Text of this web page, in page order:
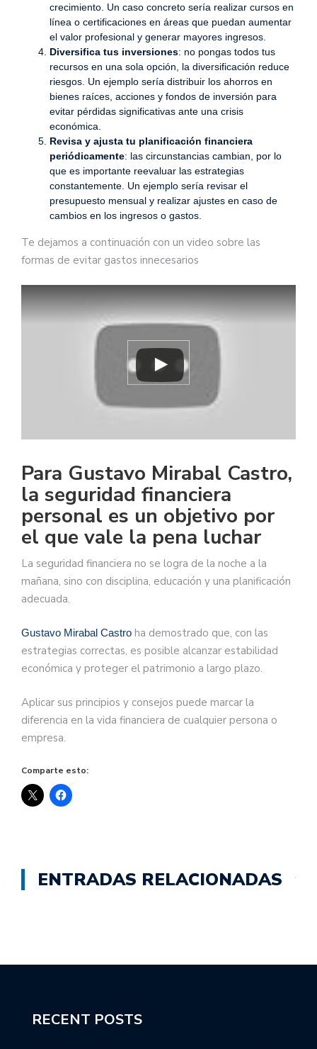
crecimiento. Un caso concreto sería realizar cursos en
línea o certificaciones en áreas que puedan aumentar
el valor profesional y generar mayores ingresos.
Diversifica tus inversiones: no pongas todos tus
recursos en una sola opción, la diversificación reduce
riesgos. Un ejemplo sería distribuir los ahorros en
bienes raíces, acciones y fondos de inversión para
evitar pérdidas significativas ante una crisis
económica.
Revisa y ajusta tu planificación financiera
periódicamente: las circunstancias cambian, por lo
que es importante reevaluar las estrategias
constantemente. Un ejemplo sería revisar el
presupuesto mensual y realizar ajustes en caso de
cambios en los ingresos o gastos.
Te dejamos a continuación con un video sobre las
formas de evitar gastos innecesarios
Para Gustavo Mirabal Castro,
la seguridad financiera
personal es un objetivo por
el que vale la pena luchar
La seguridad financiera no se logra de la noche a la
mañana, sino con disciplina, educación y una planificación
adecuada.
Gustavo Mirabal Castro ha demostrado que, con las
estrategias correctas, es posible alcanzar estabilidad
económica y proteger el patrimonio a largo plazo.
Aplicar sus principios y consejos puede marcar la
diferencia en la vida financiera de cualquier persona o
empresa.
Comparte esto:
ENTRADAS RELACIONADAS
RECENT POSTS